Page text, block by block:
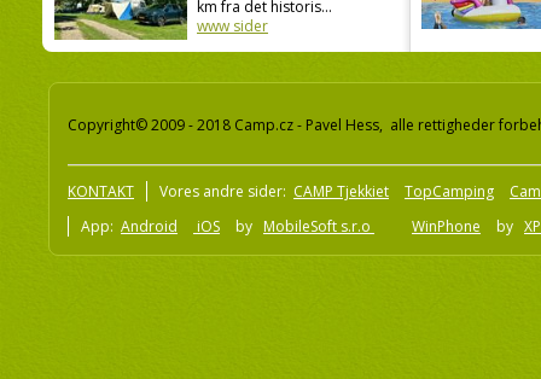
km fra det historis...
www sider
Copyright© 2009 - 2018 Camp.cz - Pavel Hess, alle rettigheder
KONTAKT Vores andre sider: CAMP Tjekkiet TopCamping
App: Android iOS by MobileSoft s.r.o WinPhone by